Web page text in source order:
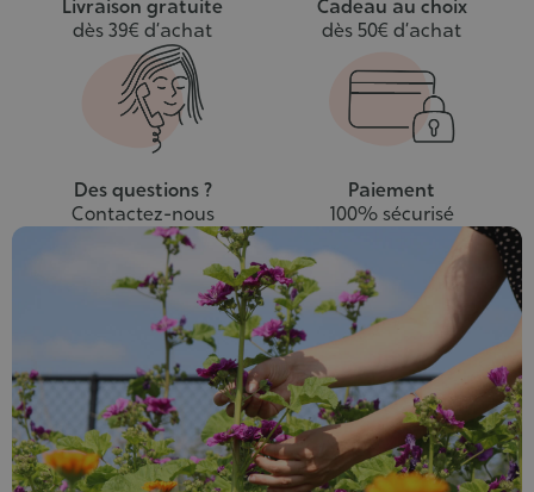
Livraison gratuite
dès 39€ d’achat
Cadeau au choix
dès 50€ d’achat
Des questions ?
Contactez-nous
Paiement
100% sécurisé